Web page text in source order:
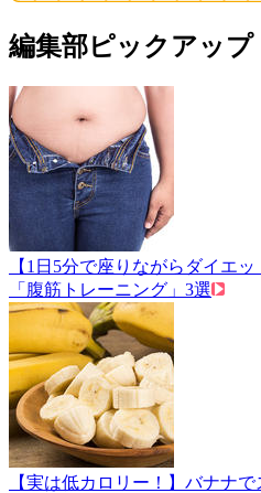
編集部ピックアップ
【1日5分で座りながらダイエ
「腹筋トレーニング」3選
【実は低カロリー！】バナナ